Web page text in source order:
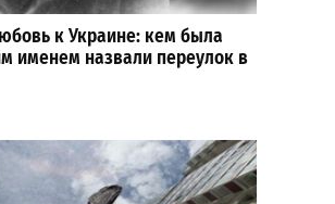
к Украине: кем была
именем назвали переулок в